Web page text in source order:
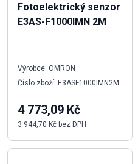
Fotoelektrický senzor
E3AS-F1000IMN 2M
Výrobce: OMRON
Číslo zboží: E3ASF1000IMN2M
4 773,09 Kč
3 944,70 Kč bez DPH